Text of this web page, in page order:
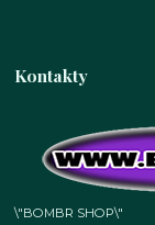
Kontakty
\"BOMBR SHOP\"